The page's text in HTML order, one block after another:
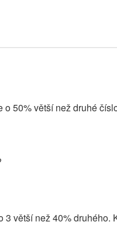
50% větší než druhé
větší než 40% druhého.